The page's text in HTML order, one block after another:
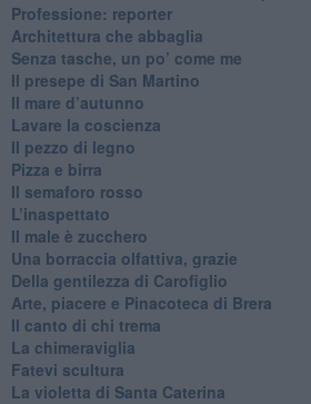
Professione: reporter
Architettura che abbaglia
​Senza tasche, un po’ come me
​Il presepe di San Martino
​Il mare d’autunno
​Lavare la coscienza
​Il pezzo di legno
​Pizza e birra
​Il semaforo rosso
​L’inaspettato
​Il male è zucchero
​Una borraccia olfattiva, grazie
​Della gentilezza di Carofiglio
Arte, piacere e Pinacoteca di Brera
​Il canto di chi trema
La chimeraviglia
​Fatevi scultura
​La violetta di Santa Caterina